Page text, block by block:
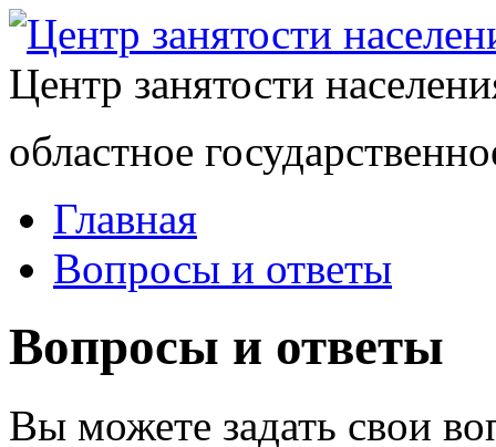
Центр занятости
областное
Главная
Вопросы и ответы
Вопросы и ответы
Вы можете задать свои